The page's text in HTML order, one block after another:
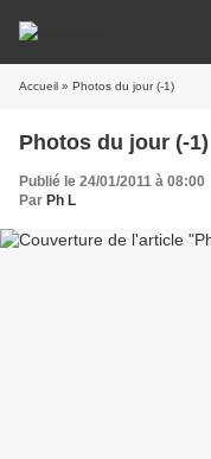
Accueil » Photos du jour (-1)
Photos du jour (-1)
Publié le 24/01/2011 à 08:00
Par Ph L